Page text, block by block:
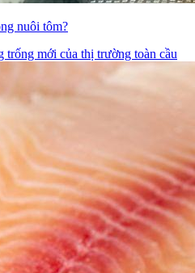
nuôi tôm?
mới của thị trường toàn cầu